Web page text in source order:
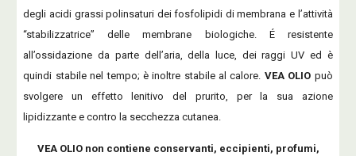
degli acidi grassi polinsaturi dei fosfolipidi di membrana e l’attività
“stabilizzatrice” delle membrane biologiche. É resistente
all’ossidazione da parte dell’aria, della luce, dei raggi UV ed è
quindi stabile nel tempo; è inoltre stabile al calore. VEA OLIO può
svolgere un effetto lenitivo del prurito, per la sua azione
lipidizzante e contro la secchezza cutanea.
VEA OLIO non contiene conservanti, eccipienti, profumi,